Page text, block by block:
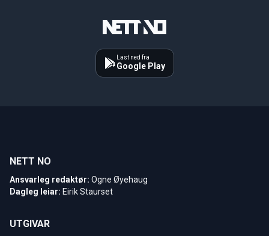
Last ned fra
Google Play
NETT NO
Ansvarleg redaktør: Ogne Øyehaug
Dagleg leiar: Eirik Staurset
UTGIVAR